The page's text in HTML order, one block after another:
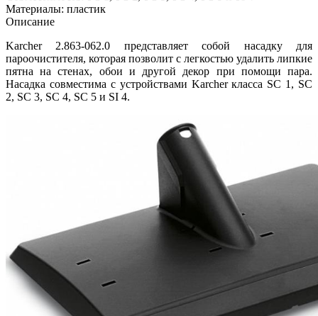
Материалы: пластик
Описание
Karcher 2.863-062.0 представляет собой насадку для
пароочистителя, которая позволит с легкостью удалить липкие
пятна на стенах, обои и другой декор при помощи пара.
Насадка совместима с устройствами Karcher класса SC 1, SC
2, SC 3, SC 4, SC 5 и SI 4.